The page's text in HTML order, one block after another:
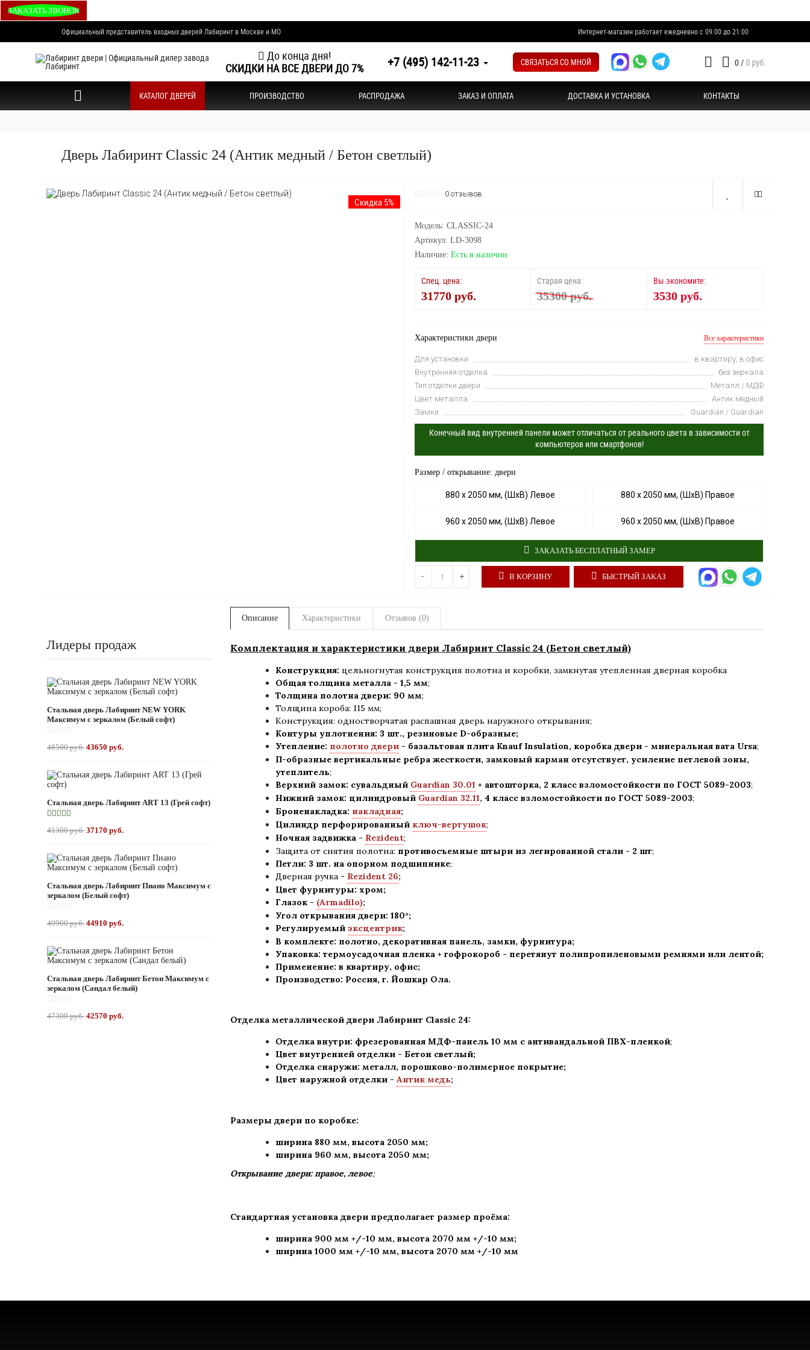
ЗАКАЗАТЬ ЗВОНОК
Официальный представитель входных дверей Лабиринт в Москве и МО Интернет-магазин работает ежедневно с 09:00 до 21:00
До конца дня!
СКИДКИ НА ВСЕ ДВЕРИ ДО 7%
+7 (495) 142-11-23 СВЯЗАТЬСЯ СО МНОЙ 0 / 0 руб.
КАТАЛОГ ДВЕРЕЙ ПРОИЗВОДСТВО РАСПРОДАЖА ЗАКАЗ И ОПЛАТА ДОСТАВКА И УСТАНОВКА КОНТАКТЫ
Дверь Лабиринт Classic 24 (Антик медный / Бетон светлый)
Скидка 5%
0 отзывов
Модель: CLASSIC-24
Артикул: LD-3098
Наличие: Есть в наличии
Спец. цена:
31770 руб.
Старая цена:
35300 руб.
Вы экономите:
3530 руб.
Характеристики двери Все характеристики
Для установки
в квартиру, в офис
Внутренняя отделка
без зеркала
Тип отделки двери
Металл / МДФ
Цвет металла
Антик медный
Замки
Guardian / Guardian
Конечный вид внутренней панели может отличаться от реального цвета в зависимости от
компьютеров или смартфонов!
Размер / открывание: двери
880 х 2050 мм, (ШхВ) Левое 880 х 2050 мм, (ШхВ) Правое
960 х 2050 мм, (ШхВ) Левое 960 х 2050 мм, (ШхВ) Правое
ЗАКАЗАТЬ БЕСПЛАТНЫЙ ЗАМЕР
- + В КОРЗИНУ БЫСТРЫЙ ЗАКАЗ
Лидеры продаж
Стальная дверь Лабиринт NEW YORK
Максимум с зеркалом (Белый софт)
48500 руб. 43650 руб.
Стальная дверь Лабиринт ART 13 (Грей софт)
41300 руб. 37170 руб.
Стальная дверь Лабиринт Пиано Максимум с
зеркалом (Белый софт)
49900 руб. 44910 руб.
Стальная дверь Лабиринт Бетон Максимум с
зеркалом (Сандал белый)
47300 руб. 42570 руб.
Описание Характеристики Отзывов (0)
Комплектация и характеристики двери Лабиринт Classic 24 (Бетон светлый)
Конструкция: цельногнутая конструкция полотна и коробки, замкнутая утепленная дверная коробка
Общая толщина металла - 1,5 мм;
Толщина полотна двери: 90 мм;
Толщина короба: 115 мм;
Конструкция: одностворчатая распашная дверь наружного открывания;
Контуры уплотнения: 3 шт., резиновые D-образные;
Утепление: полотно двери - базальтовая плита Knauf Insulation, коробка двери - минеральная вата Ursa;
П-образные вертикальные ребра жесткости, замковый карман отсутствует, усиление петлевой зоны,
утеплитель;
Верхний замок: сувальдный Guardian 30.01 + автошторка, 2 класс взломостойкости по ГОСТ 5089-2003;
Нижний замок: цилиндровый Guardian 32.11, 4 класс взломостойкости по ГОСТ 5089-2003;
Броненакладка: накладная;
Цилиндр перфорированный ключ-вертушок;
Ночная задвижка - Rezident;
Защита от снятия полотна: противосъемные штыри из легированной стали - 2 шт;
Петли: 3 шт. на опорном подшипнике;
Дверная ручка - Rezident 26;
Цвет фурнитуры: хром;
Глазок - (Armadilo);
Угол открывания двери: 180°;
Регулируемый эксцентрик;
В комплекте: полотно, декоративная панель, замки, фурнитура;
Упаковка: термоусадочная пленка + гофрокороб - перетянут полипропиленовыми ремнями или лентой;
Применение: в квартиру, офис;
Производство: Россия, г. Йошкар Ола.
Отделка металлической двери Лабиринт Classic 24:
Отделка внутри: фрезерованная МДФ-панель 10 мм с антивандальной ПВХ-пленкой;
Цвет внутренней отделки - Бетон светлый;
Отделка снаружи: металл, порошково-полимерное покрытие;
Цвет наружной отделки - Антик медь;
Размеры двери по коробке:
ширина 880 мм, высота 2050 мм;
ширина 960 мм, высота 2050 мм;
Открывание двери: правое, левое;
Стандартная установка двери предполагает размер проёма:
ширина 900 мм +/-10 мм, высота 2070 мм +/-10 мм;
ширина 1000 мм +/-10 мм, высота 2070 мм +/-10 мм